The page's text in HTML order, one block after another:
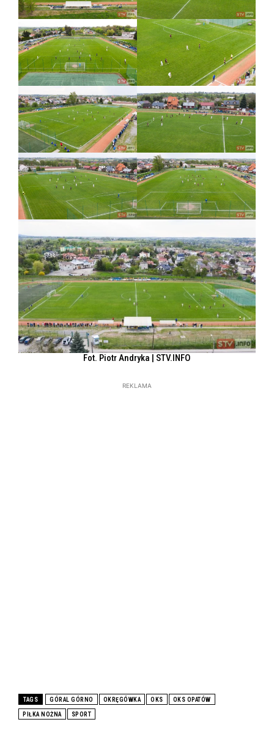
Fot. Piotr Andryka | STV.INFO
REKLAMA
TAGS GÓRAL GÓRNO OKRĘGÓWKA OKS OKS OPATÓW
PIŁKA NOŻNA SPORT